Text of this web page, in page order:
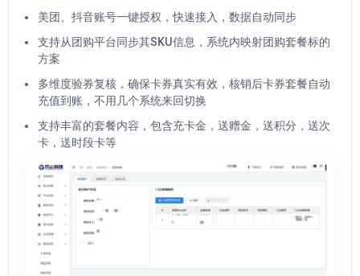
美团、抖音账号一键授权，快速接入，数据自动同步
支持从团购平台同步其SKU信息，系统内映射团购套餐标的
方案
多维度验券复核，确保卡券真实有效，核销后卡券套餐自动
充值到账，不用几个系统来回切换
支持丰富的套餐内容，包含充卡金，送赠金，送积分，送次
卡，送时段卡等